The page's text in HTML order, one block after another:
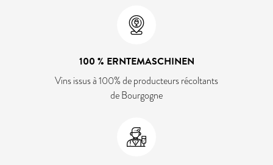
100 % ERNTEMASCHINEN
Vins issus à 100% de producteurs récoltants
de Bourgogne